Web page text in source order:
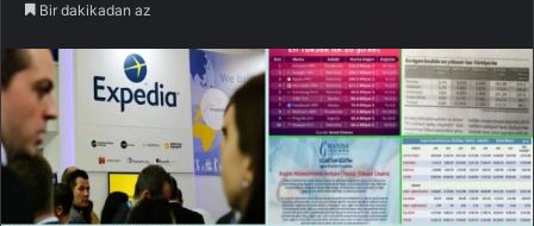
Bir dakikadan az